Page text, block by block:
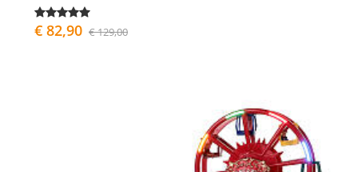
€ 82,90 € 129,00